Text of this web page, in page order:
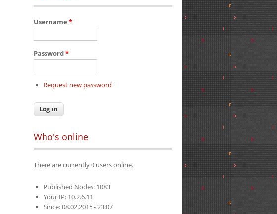
Username *
Password*
Request new password
Who's online
There are currently 0 users online.
Published Nodes: 1083
Your IP: 10.2.6.11
Since: 08.02.2015 - 23:07